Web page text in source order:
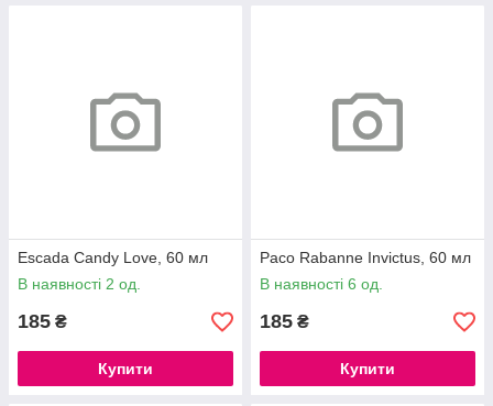
Escada Candy Love, 60 мл
В наявності 2 од.
185 ₴
Купити
Paco Rabanne Invictus, 60 мл
В наявності 6 од.
185 ₴
Купити